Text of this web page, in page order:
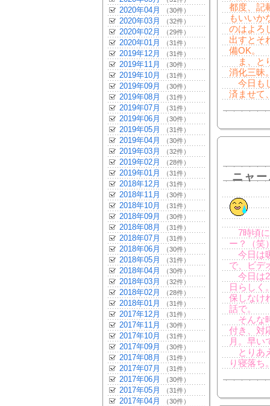
2020年04月 （30件）
2020年03月 （32件）
2020年02月 （29件）
2020年01月 （31件）
2019年12月 （31件）
2019年11月 （30件）
2019年10月 （31件）
2019年09月 （30件）
2019年08月 （31件）
2019年07月 （31件）
2019年06月 （30件）
2019年05月 （31件）
2019年04月 （30件）
2019年03月 （32件）
2019年02月 （28件）
2019年01月 （31件）
2018年12月 （31件）
2018年11月 （30件）
2018年10月 （31件）
2018年09月 （30件）
2018年08月 （31件）
2018年07月 （31件）
2018年06月 （30件）
2018年05月 （31件）
2018年04月 （30件）
2018年03月 （32件）
2018年02月 （28件）
2018年01月 （31件）
2017年12月 （31件）
2017年11月 （30件）
2017年10月 （31件）
2017年09月 （30件）
2017年08月 （31件）
2017年07月 （31件）
2017年06月 （30件）
2017年05月 （31件）
2017年04月 （30件）
都度、記
もいいか
のはよろ
出すとそ
備OK。
ま、と
消化三昧
今日も
済ませて
ニャ
7時頃に
ー？（笑
今日は
で、ビデ
今日は2
日らしく
保しなけ
話で。
そんな
付き、対
月。早い
とりあ
り寝落ち